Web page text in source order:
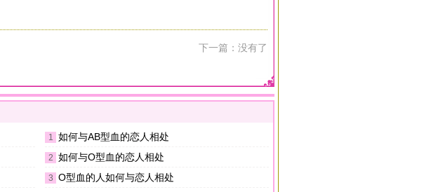
下一篇：没有了
1 如何与AB型血的恋人相处
2 如何与O型血的恋人相处
3 O型血的人如何与恋人相处